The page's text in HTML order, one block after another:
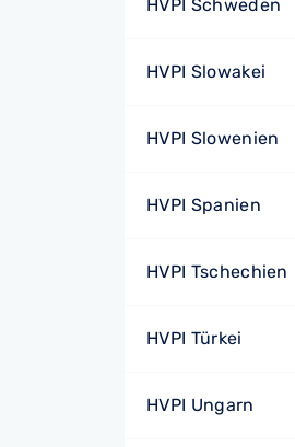
HVPI Schweden
HVPI Slowakei
HVPI Slowenien
HVPI Spanien
HVPI Tschechien
HVPI Türkei
HVPI Ungarn